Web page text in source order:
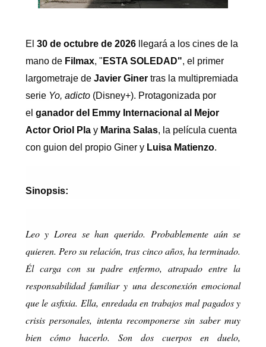
El 30 de octubre de 2026llegará a los cines de la
mano de Filmax, " ESTA SOLEDAD", el primer
largometraje de Javier Ginertras la multipremiada
serie Yo, adicto (Disney+). Protagonizada por
el ganador del Emmy Internacional al Mejor
Actor Oriol Pla y Marina Salas, la película cuenta
con guion del propio Giner y Luisa Matienzo.
Sinopsis:
Leo y Lorea se han querido. Probablemente aún se
quieren. Pero su relación, tras cinco años, ha terminado.
Él carga con su padre enfermo, atrapado entre la
responsabilidad familiar y una desconexión emocional
que le asfixia. Ella, enredada en trabajos mal pagados y
crisis personales, intenta recomponerse sin saber muy
bien cómo hacerlo. Son dos cuerpos en duelo,